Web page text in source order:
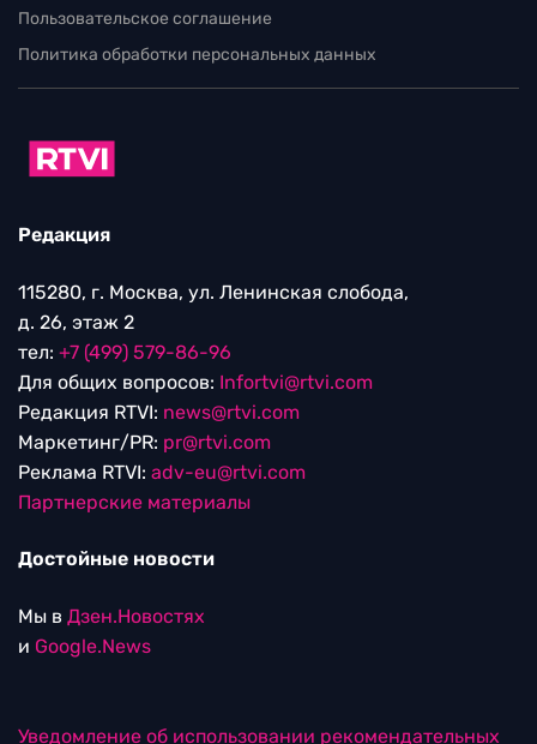
Пользовательское соглашение
Политика обработки персональных данных
Редакция
115280, г. Москва, ул. Ленинская слобода,
д. 26, этаж 2
тел: +7 (499) 579-86-96
Для общих вопросов: Infortvi@rtvi.com
Редакция RTVI: news@rtvi.com
Маркетинг/PR: pr@rtvi.com
Реклама RTVI: adv-eu@rtvi.com
Партнерские материалы
Достойные новости
Мы в Дзен.Новостях
и Google.News
Уведомление об использовании рекомендательных